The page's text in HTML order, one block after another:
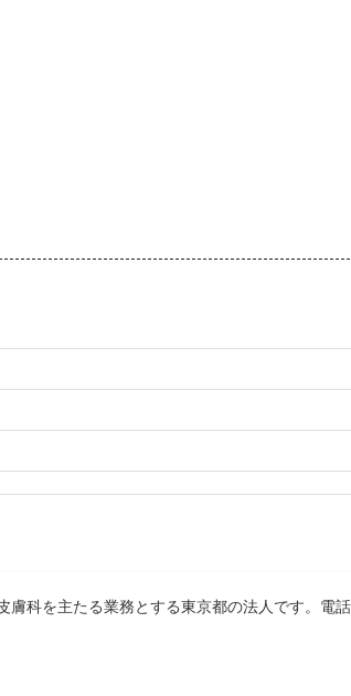
科を主たる業務とする東京都の法人です。電